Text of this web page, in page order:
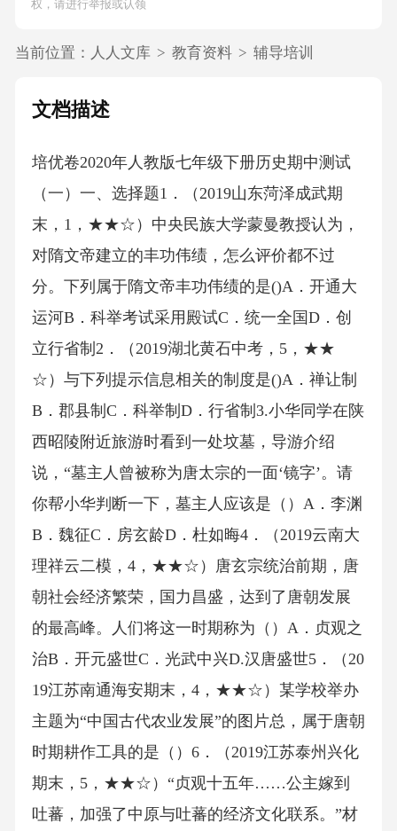
权，请进行举报或认领
当前位置： 人人文库 > 教育资料 > 辅导培训
文档描述
培优卷2020年人教版七年级下册历史期中测试
（一）一、选择题1．（2019山东菏泽成武期
末，1，★★☆）中央民族大学蒙曼教授认为，
对隋文帝建立的丰功伟绩，怎么评价都不过
分。下列属于隋文帝丰功伟绩的是()A．开通大
运河B．科举考试采用殿试C．统一全国D．创
立行省制2．（2019湖北黄石中考，5，★★
☆）与下列提示信息相关的制度是()A．禅让制
B．郡县制C．科举制D．行省制3.小华同学在陕
西昭陵附近旅游时看到一处坟墓，导游介绍
说，“墓主人曾被称为唐太宗的一面‘镜字’。请
你帮小华判断一下，墓主人应该是（）A．李渊
B．魏征C．房玄龄D．杜如晦4．（2019云南大
理祥云二模，4，★★☆）唐玄宗统治前期，唐
朝社会经济繁荣，国力昌盛，达到了唐朝发展
的最高峰。人们将这一时期称为（）A．贞观之
治B．开元盛世C．光武中兴D.汉唐盛世5．（20
19江苏南通海安期末，4，★★☆）某学校举办
主题为“中国古代农业发展”的图片总，属于唐朝
时期耕作工具的是（）6．（2019江苏泰州兴化
期末，5，★★☆）“贞观十五年……公主嫁到
吐蕃，加强了中原与吐蕃的经济文化联系。”材